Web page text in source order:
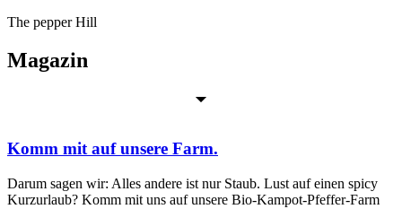
The pepper Hill
Magazin
Komm mit auf unsere Farm.
Darum sagen wir: Alles andere ist nur Staub. Lust auf einen spicy
Kurzurlaub? Komm mit uns auf unsere Bio-Kampot-Pfeffer-Farm